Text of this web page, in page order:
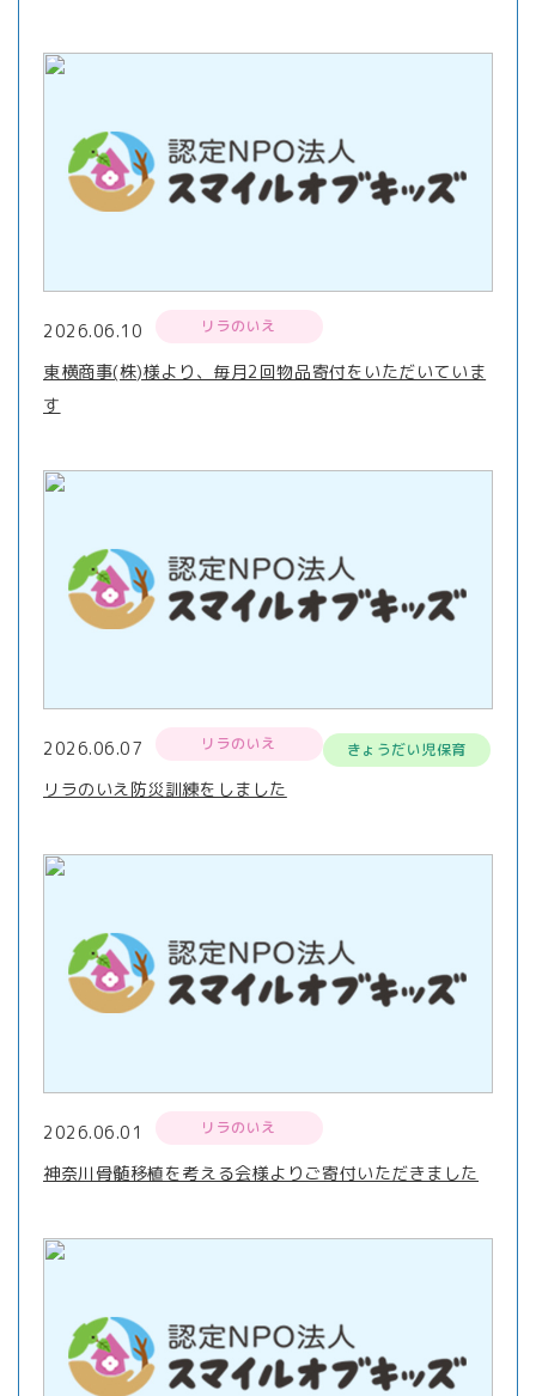
2026.06.10 リラのいえ
東横商事(株)様より、毎月2回物品寄付をいただいていま
す
2026.06.07 リラのいえ きょうだい児保育
リラのいえ防災訓練をしました
2026.06.01 リラのいえ
神奈川骨髄移植を考える会様よりご寄付いただきました